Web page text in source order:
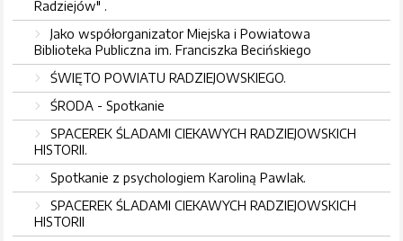
Radziejów" .
Jako współorganizator Miejska i Powiatowa
Biblioteka Publiczna im. Franciszka Becińskiego
ŚWIĘTO POWIATU RADZIEJOWSKIEGO.
ŚRODA - Spotkanie
SPACEREK ŚLADAMI CIEKAWYCH RADZIEJOWSKICH
HISTORII.
Spotkanie z psychologiem Karoliną Pawlak.
SPACEREK ŚLADAMI CIEKAWYCH RADZIEJOWSKICH
HISTORII